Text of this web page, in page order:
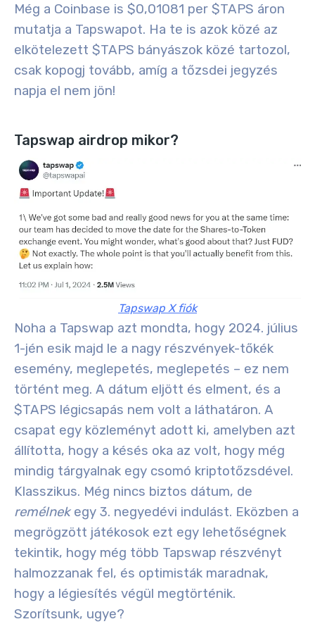
Még a Coinbase is $0,01081 per $TAPS áron
mutatja a Tapswapot. Ha te is azok közé az
elkötelezett $TAPS bányászok közé tartozol,
csak kopogj tovább, amíg a tőzsdei jegyzés
napja el nem jön!
Tapswap airdrop mikor?
Tapswap X fiók
Noha a Tapswap azt mondta, hogy 2024. július
1-jén esik majd le a nagy részvények-tőkék
esemény, meglepetés, meglepetés – ez nem
történt meg. A dátum eljött és elment, és a
$TAPS légicsapás nem volt a láthatáron. A
csapat egy közleményt adott ki, amelyben azt
állította, hogy a késés oka az volt, hogy még
mindig tárgyalnak egy csomó kriptotőzsdével.
Klasszikus. Még nincs biztos dátum, de
remélnekegy 3. negyedévi indulást. Eközben a
megrögzött játékosok ezt egy lehetőségnek
tekintik, hogy még több Tapswap részvényt
halmozzanak fel, és optimisták maradnak,
hogy a légiesítés végül megtörténik.
Szorítsunk, ugye?